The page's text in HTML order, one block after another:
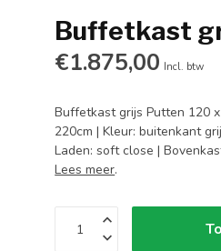
Buffetkast
€1.875,00 Incl. btw
Buffetkast grijs Putten 120
220cm | Kleur: buitenkant
Laden: soft close |
Lees meer.